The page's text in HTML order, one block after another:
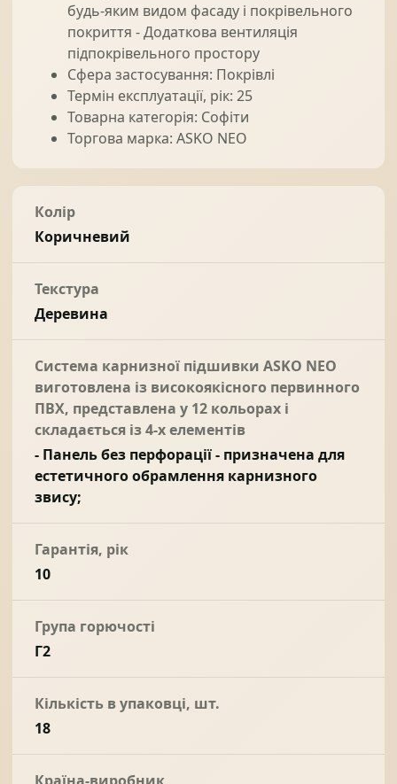
будь-яким видом фасаду і покрівельного
покриття - Додаткова вентиляція
підпокрівельного простору
Сфера застосування: Покрівлі
Термін експлуатації, рік: 25
Товарна категорія: Софіти
Торгова марка: ASKO NEO
Колір
Коричневий
Текстура
Деревина
Система карнизної підшивки ASKO NEO
виготовлена із високоякісного первинного
ПВХ, представлена у 12 кольорах і
складається із 4-х елементів
- Панель без перфорації - призначена для
естетичного обрамлення карнизного
звису;
Гарантія, рік
10
Група горючості
Г2
Кількість в упаковці, шт.
18